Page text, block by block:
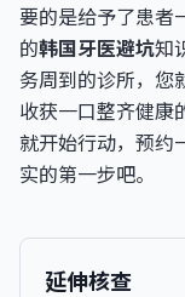
要的是给予了患者
的韩国牙医避坑知
务周到的诊所，您
收获一口整齐健康
就开始行动，预约
实的第一步吧。
延伸核查